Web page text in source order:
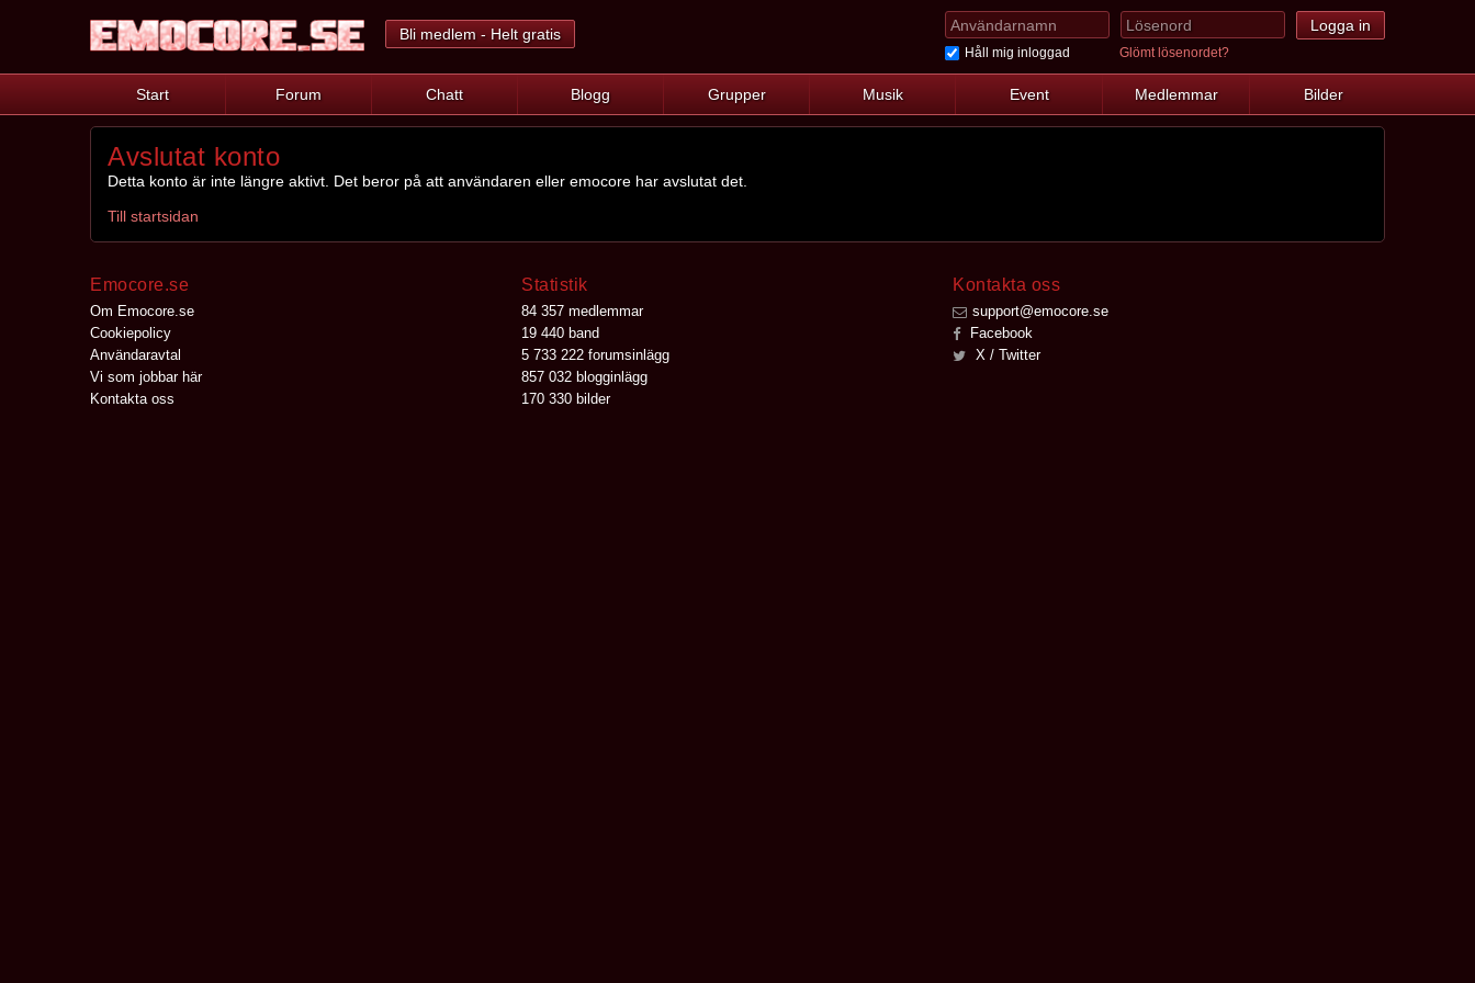
Bli medlem - Helt gratis
Håll mig inloggad Glömt lösenordet?
Start Forum Chatt Blogg Grupper Musik Event Medlemmar Bilder
Avslutat konto
Detta konto är inte längre aktivt. Det beror på att användaren eller emocore har avslutat det.
Till startsidan
Emocore.se
Om Emocore.se
Cookiepolicy
Användaravtal
Vi som jobbar här
Kontakta oss
Statistik
84 357 medlemmar
19 440 band
5 733 222 forumsinlägg
857 032 blogginlägg
170 330 bilder
Kontakta oss
support@emocore.se
Facebook
X / Twitter